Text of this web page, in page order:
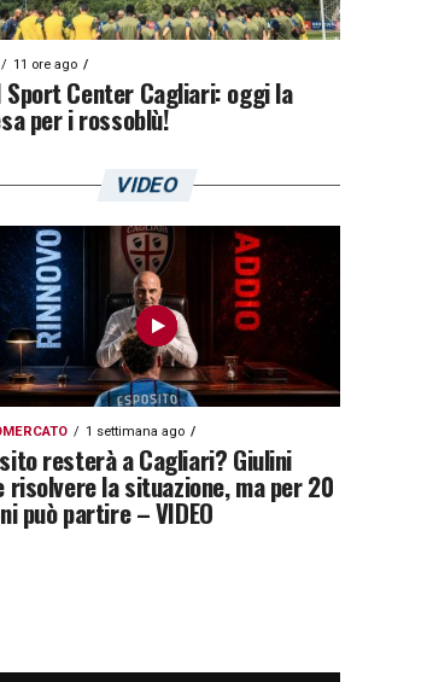
11 ore ago
Sport Center Cagliari: oggi la
per i rossoblù!
VIDEO
1 settimana ago
resterà a Cagliari? Giulini
risolvere la situazione, ma per 20
può partire – VIDEO